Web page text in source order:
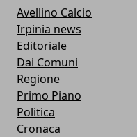
Avellino Calcio
Irpinia news
Editoriale
Dai Comuni
Regione
Primo Piano
Politica
Cronaca